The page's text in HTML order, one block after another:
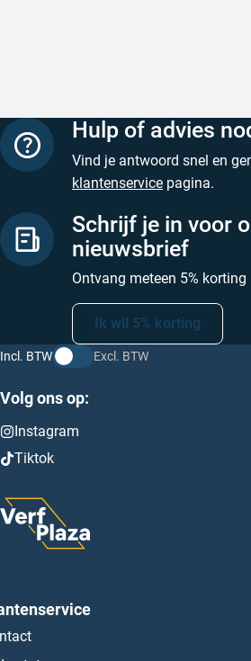
Hulp of advies
Vind je antwoord snel en
klantenservice pagina.
Schrijf je in voor
nieuwsbrief
Ontvang meteen 5%
Ik wil 5% korting
Incl. BTW Excl. BTW
Volg ons op:
Instagram
Tiktok